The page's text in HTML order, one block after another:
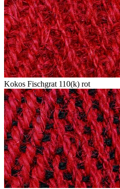
Kokos Fischgrat 110(k) rot